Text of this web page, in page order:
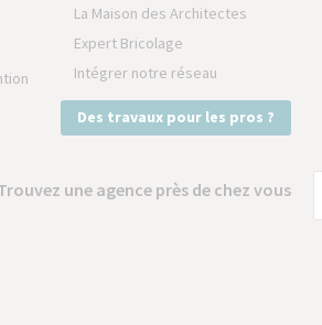
La Maison des Architectes
Expert Bricolage
Intégrer notre réseau
Des travaux pour les pros ?
une agence près de chez vous